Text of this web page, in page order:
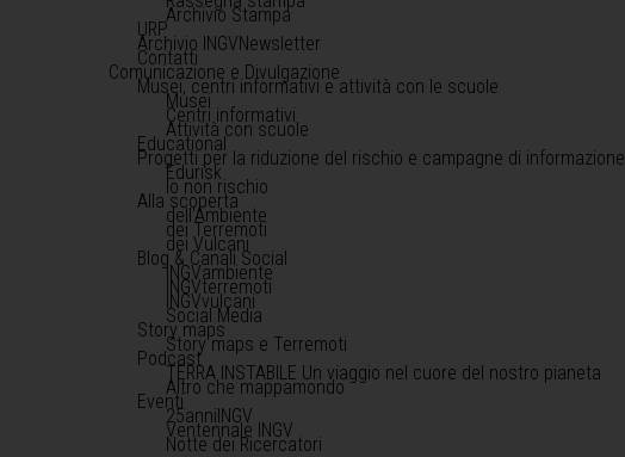
Archivio Stampa
URP
Archivio INGVNewsletter
Contatti
Comunicazione e Divulgazione
Musei, centri informativi e attività con le scuole
Musei
Centri informativi
Attività con scuole
Educational
Progetti per la riduzione del rischio e campagne di informazione
Edurisk
Io non rischio
Alla scoperta
dell'Ambiente
dei Terremoti
dei Vulcani
Blog & Canali Social
INGVambiente
INGVterremoti
INGVvulcani
Social Media
Story maps
Story maps e Terremoti
Podcast
TERRA INSTABILE Un viaggio nel cuore del nostro pianeta
Altro che mappamondo
Eventi
25anniINGV
Ventennale INGV
Notte dei Ricercatori